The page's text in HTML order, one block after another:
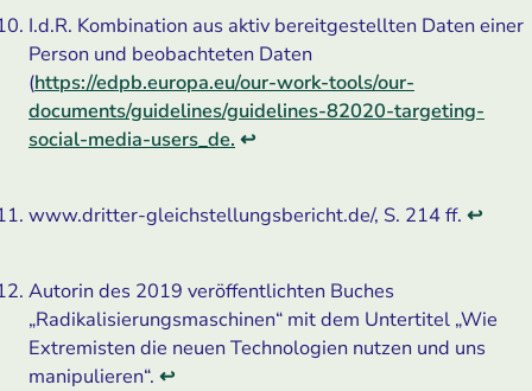
I.d.R. Kombination aus aktiv bereitgestellten Daten einer
Person und beobachteten Daten
(https://edpb.europa.eu/our-work-tools/our-
documents/guidelines/guidelines-82020-targeting-
social-media-users_de. ↩
www.dritter-gleichstellungsbericht.de/, S. 214 ff. ↩
Autorin des 2019 veröffentlichten Buches
„Radikalisierungsmaschinen“ mit dem Untertitel „Wie
Extremisten die neuen Technologien nutzen und uns
manipulieren“. ↩